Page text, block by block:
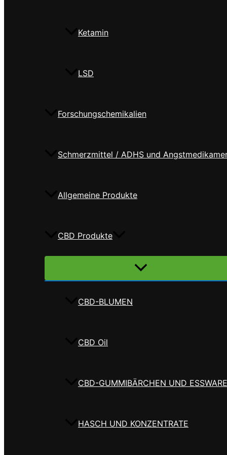
Ketamin
LSD
Forschungschemikalien
Schmerzmittel / ADHS und
Allgemeine Produkte
CBD Produkte
Menü
CBD-BLUMEN
CBD Oil
CBD-GUMMIBÄRCHEN UND
HASCH UND KONZENTRATE